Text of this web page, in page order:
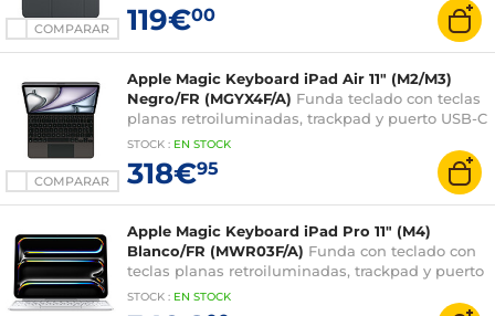
COMPARAR 119€00
COMPARAR
Apple Magic Keyboard iPad Air 11" (M2/M3)
Negro/FR (MGYX4F/A) Funda teclado con teclas
planas retroiluminadas, trackpad y puerto USB-C
para iPad Air 11" (AZERTY, francés)
STOCK : EN STOCK
318€95
Apple Magic Keyboard iPad Pro 11" (M4)
Blanco/FR (MWR03F/A) Funda con teclado con
teclas planas retroiluminadas, trackpad y puerto
USB-C para iPad Pro de 11" (AZERTY, francés)
STOCK : EN STOCK